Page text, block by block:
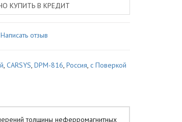
КУПИТЬ В КРЕДИТ
Написать отзыв
,CARSYS,DPM-816,Россия,с Поверкой
толщины неферромагнитных